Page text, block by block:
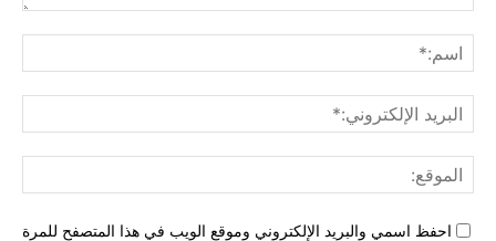
احفظ اسمي والبريد الإلكتروني وموقع الويب في هذا المتصفح للمرة